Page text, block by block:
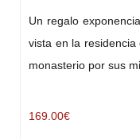
Un regalo
vista en la
monasterio por sus
169.00€